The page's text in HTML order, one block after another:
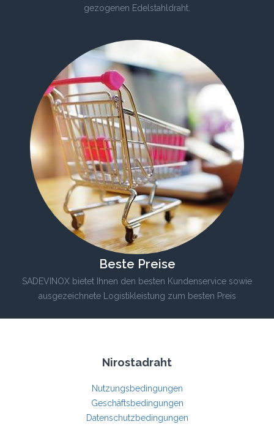
gezogenen Edelstahldraht.
Beste Preise
SADEVINOX bietet Ihnen den besten Kundenservice sowie
ausgezeichnete Logistikleistung zum besten Preis
Nirostadraht
Nutzungsbedingungen
Geschäftsbedingungen
Datenschutzbedingungen